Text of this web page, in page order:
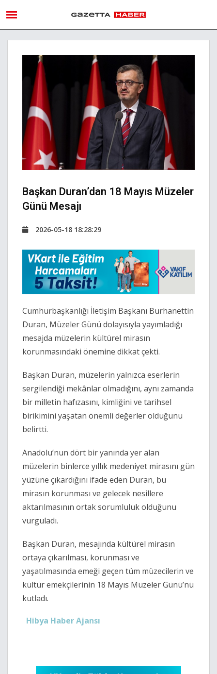
Başkan Duran’dan 18 Mayıs Müzeler
Günü Mesajı
2026-05-18 18:28:29
Cumhurbaşkanlığı İletişim Başkanı Burhanettin
Duran, Müzeler Günü dolayısıyla yayımladığı
mesajda müzelerin kültürel mirasın
korunmasındaki önemine dikkat çekti.
Başkan Duran, müzelerin yalnızca eserlerin
sergilendiği mekânlar olmadığını, aynı zamanda
bir milletin hafızasını, kimliğini ve tarihsel
birikimini yaşatan önemli değerler olduğunu
belirtti.
Anadolu’nun dört bir yanında yer alan
müzelerin binlerce yıllık medeniyet mirasını gün
yüzüne çıkardığını ifade eden Duran, bu
mirasın korunması ve gelecek nesillere
aktarılmasının ortak sorumluluk olduğunu
vurguladı.
Başkan Duran, mesajında kültürel mirasın
ortaya çıkarılması, korunması ve
yaşatılmasında emeği geçen tüm müzecilerin ve
kültür emekçilerinin 18 Mayıs Müzeler Günü’nü
kutladı.
Hibya Haber Ajansı